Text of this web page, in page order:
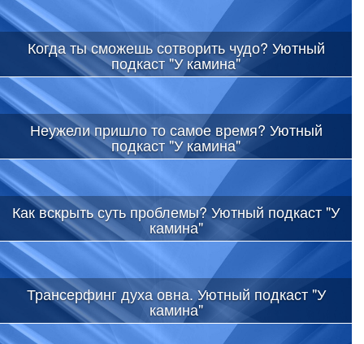
Когда ты сможешь сотворить чудо? Уютный
подкаст "У камина"
Неужели пришло то самое время? Уютный
подкаст "У камина"
Как вскрыть суть проблемы? Уютный подкаст "У
камина"
Трансерфинг духа овна. Уютный подкаст "У
камина"